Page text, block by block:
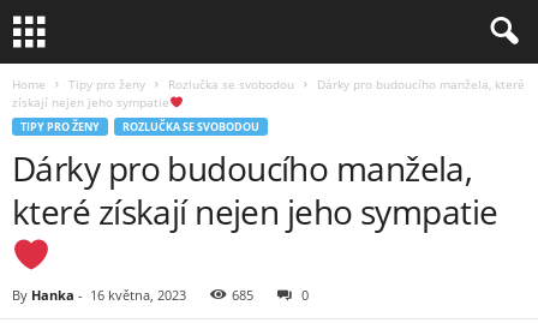
Home Tipy pro ženy Rozlučka se svobodou
Dárky pro budoucího manžela, které
získají nejen jeho sympatie
TIPY PRO ŽENY ROZLUČKA SE SVOBODOU
Dárky pro budoucího manžela,
které získají nejen jeho sympatie
By Hanka - 16 května, 2023 685 0